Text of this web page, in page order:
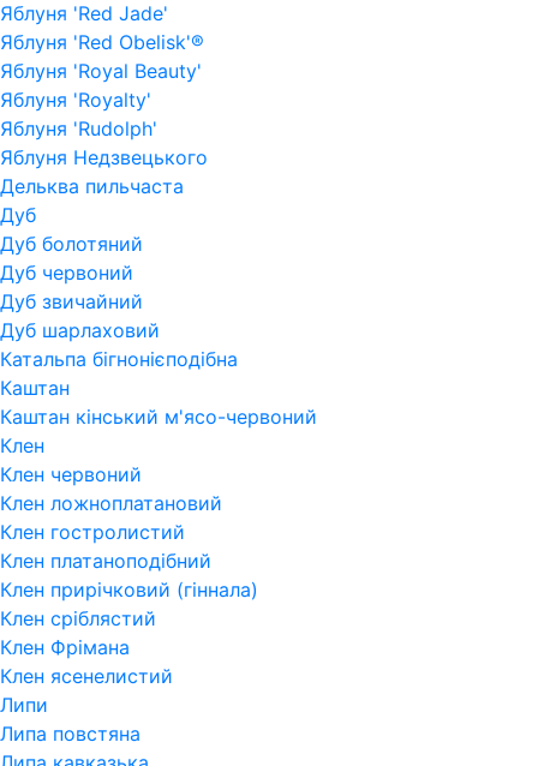
Яблуня 'Red Jade'
Яблуня 'Red Obelisk'®
Яблуня 'Royal Beauty'
Яблуня 'Royalty'
Яблуня 'Rudolph'
Яблуня Недзвецького
Дельква пильчаста
Дуб
Дуб болотяний
Дуб червоний
Дуб звичайний
Дуб шарлаховий
Катальпа бігнонієподібна
Каштан
Каштан кінський м'ясо-червоний
Клен
Клен червоний
Клен ложноплатановий
Клен гостролистий
Клен платаноподібний
Клен прирічковий (гіннала)
Клен сріблястий
Клен Фрімана
Клен ясенелистий
Липи
Липа повстяна